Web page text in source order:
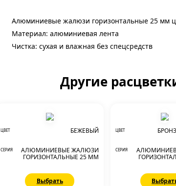
Алюминиевые жалюзи горизонтальные 25 мм
Материал: алюминиевая лента
Чистка: сухая и влажная без спецсредств
Другие
ЦВЕТ БЕЖЕВЫЙ
СЕРИЯ
АЛЮМИНИЕВЫЕ ЖАЛЮЗИ
ГОРИЗОНТАЛЬНЫЕ 25 ММ
Выбрать
ЦВЕТ
СЕРИЯ